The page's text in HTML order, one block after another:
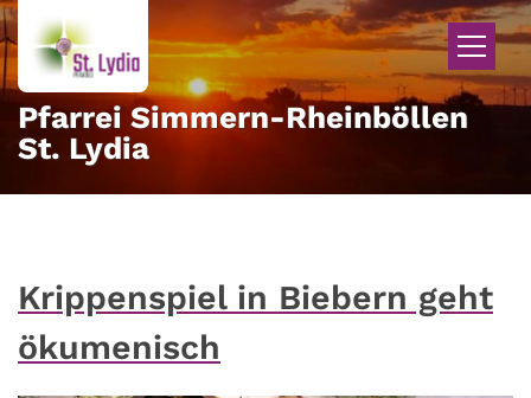
Zum Inhalt springen
Pfarrei Simmern-Rheinböllen
St. Lydia
Krippenspiel in Biebern geht
ökumenisch